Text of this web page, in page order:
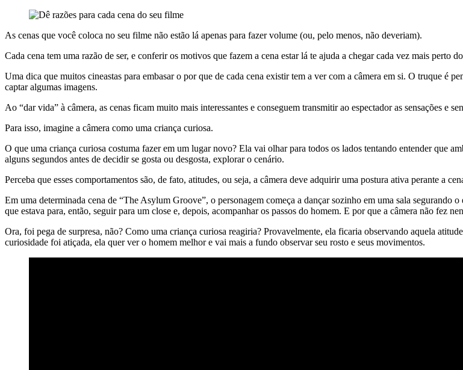
As cenas que você coloca no seu filme não estão lá apenas para fazer volume (ou, pelo menos, não deveriam).
Cada cena tem uma razão de ser, e conferir os motivos que fazem a cena estar lá te ajuda a chegar cada vez mais perto
Uma dica que muitos cineastas para embasar o por que de cada cena existir tem a ver com a câmera em si. O truque é
captar algumas imagens.
Ao “dar vida” à câmera, as cenas ficam muito mais interessantes e conseguem transmitir ao espectador as sensações e
Para isso, imagine a câmera como uma criança curiosa.
O que uma criança curiosa costuma fazer em um lugar novo? Ela vai olhar para todos os lados tentando entender que
alguns segundos antes de decidir se gosta ou desgosta, explorar o cenário.
Perceba que esses comportamentos são, de fato, atitudes, ou seja, a câmera deve adquirir uma postura ativa perante a
Em uma determinada cena de “The Asylum Groove”, o personagem começa a dançar sozinho em uma sala segurando
que estava para, então, seguir para um close e, depois, acompanhar os passos do homem. E por que a câmera não fez
Ora, foi pega de surpresa, não? Como uma criança curiosa reagiria? Provavelmente, ela ficaria observando aquela
curiosidade foi atiçada, ela quer ver o homem melhor e vai mais a fundo observar seu rosto e seus movimentos.